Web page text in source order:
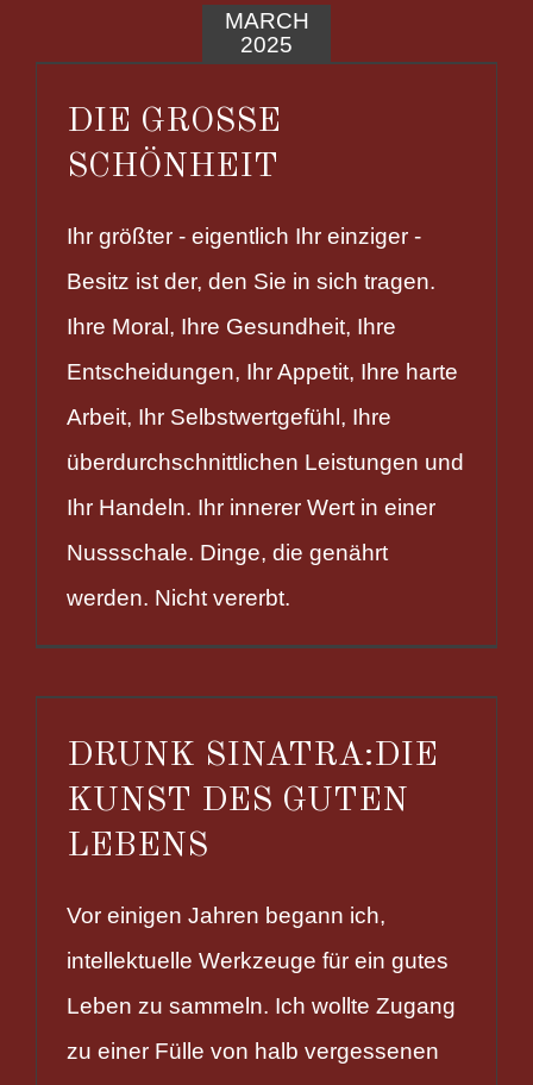
MARCH
2025
DIE GROSSE
SCHÖNHEIT
Ihr größter - eigentlich Ihr einziger -
Besitz ist der, den Sie in sich tragen.
Ihre Moral, Ihre Gesundheit, Ihre
Entscheidungen, Ihr Appetit, Ihre harte
Arbeit, Ihr Selbstwertgefühl, Ihre
überdurchschnittlichen Leistungen und
Ihr Handeln. Ihr innerer Wert in einer
Nussschale. Dinge, die genährt
werden. Nicht vererbt.
DRUNK SINATRA:DIE
KUNST DES GUTEN
LEBENS
Vor einigen Jahren begann ich,
intellektuelle Werkzeuge für ein gutes
Leben zu sammeln. Ich wollte Zugang
zu einer Fülle von halb vergessenen